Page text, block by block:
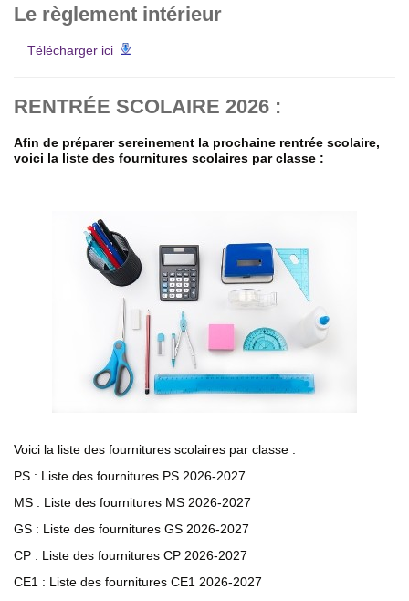
Le règlement intérieur
Télécharger ici
RENTRÉE SCOLAIRE 2026 :
Afin de préparer sereinement la prochaine rentrée scolaire,
voici la liste des fournitures scolaires par classe :
Voici la liste des fournitures scolaires par classe :
PS : Liste des fournitures PS 2026-2027
MS : Liste des fournitures MS 2026-2027
GS : Liste des fournitures GS 2026-2027
CP : Liste des fournitures CP 2026-2027
CE1 : Liste des fournitures CE1 2026-2027